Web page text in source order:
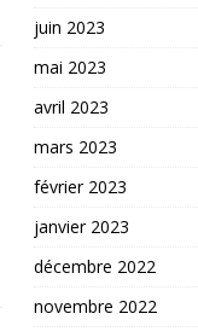
juin 2023
mai 2023
avril 2023
mars 2023
février 2023
janvier 2023
décembre 2022
novembre 2022